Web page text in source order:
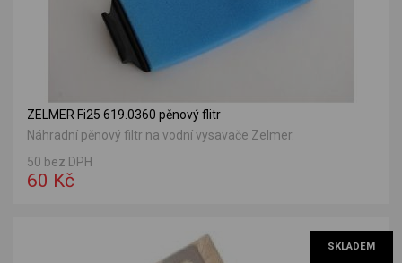
ZELMER Fi25 619.0360 pěnový flitr
Náhradní pěnový filtr na vodní vysavače Zelmer.
50 bez DPH
60 Kč
SKLADEM